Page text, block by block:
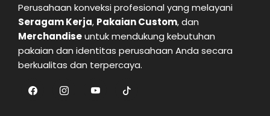
Perusahaan konveksi profesional yang melayani
Seragam Kerja, Pakaian Custom, dan
Merchandiseuntuk mendukung kebutuhan
pakaian dan identitas perusahaan Anda secara
berkualitas dan terpercaya.